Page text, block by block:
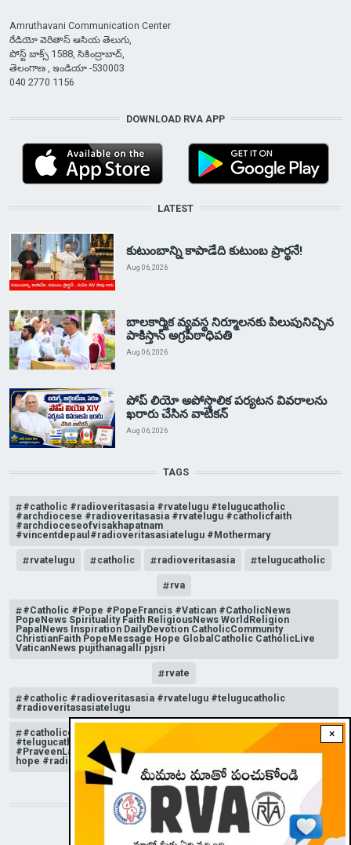
×
Amruthavani Communication Center
రేడియో వెరితాస్ ఆసియ తెలుగు,
పోస్ట్ బాక్స్ 1588, సికింద్రాబాద్,
తెలంగాణ , ఇండియా -530003
040 2770 1156
DOWNLOAD RVA APP
LATEST
కుటుంబాన్ని కాపాడేది కుటుంబ ప్రార్థనే!
Aug 06, 2026
బాలకార్మిక వ్యవస్థ నిర్మూలనకు పిలుపునిచ్చిన
పాకిస్తాన్ అగ్రపీఠాధిపతి
Aug 06, 2026
పోప్ లియో అపోస్తొలిక పర్యటన వివరాలను
ఖరారు చేసిన వాటికన్
Aug 06, 2026
TAGS
#catholic #radioveritasasia #rvatelugu #telugucatholic
#archdiocese #radioveritasasia #rvatelugu #catholicfaith
#archdioceseofvisakhapatnam
#vincentdepaul#radioveritasasiatelugu #Mothermary
rvatelugu catholic radioveritasasia telugucatholic
rva
#Catholic #Pope #PopeFrancis #Vatican #CatholicNews
PopeNews Spirituality Faith ReligiousNews WorldReligion
PapalNews Inspiration DailyDevotion CatholicCommunity
ChristianFaith PopeMessage Hope GlobalCatholic CatholicLive
VaticanNews pujithanagalli pjsri
rvate
#catholic #radioveritasasia #rvatelugu #telugucatholic
#radioveritasasiatelugu
#catholicchurchnews #catholictelugu #telugucatholic
#telugucatholicchurch #radioveritasasia #rvatelugu
#PraveenLakkisetti #reflection #advent #christmas #messageof
hope #radioveritas #rvatelugu #viral #insta
STAY CONNECTED WITH US!